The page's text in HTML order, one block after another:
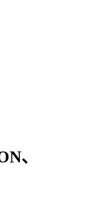
、